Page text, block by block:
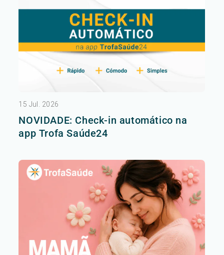
15 Jul. 2026
NOVIDADE: Check-in automático na
app Trofa Saúde24